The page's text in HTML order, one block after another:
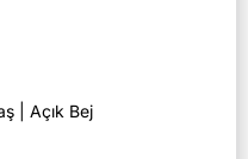
| Açık Bej